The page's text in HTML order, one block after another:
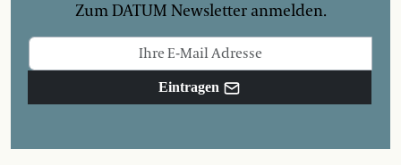
Zum DATUM Newsletter anmelden.
Eintragen